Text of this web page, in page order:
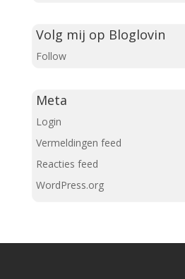
Volg mij op Bloglovin
Follow
Meta
Login
Vermeldingen feed
Reacties feed
WordPress.org